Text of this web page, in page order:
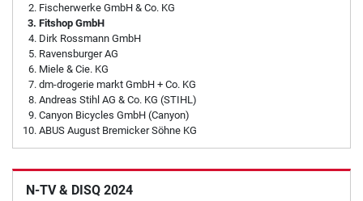
Fischerwerke GmbH & Co. KG
Fitshop GmbH
Dirk Rossmann GmbH
Ravensburger AG
Miele & Cie. KG
dm-drogerie markt GmbH + Co. KG
Andreas Stihl AG & Co. KG (STIHL)
Canyon Bicycles GmbH (Canyon)
ABUS August Bremicker Söhne KG
N-TV & DISQ 2024